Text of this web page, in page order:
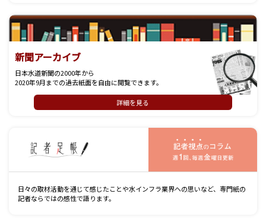
新聞アーカイブ
日本水道新聞の2000年から
2020年9月までの過去紙面を自由に閲覧できます。
詳細を見る
日々の取材活動を通じて感じたことや水インフラ業界への思いなど、専門紙の
記者ならではの感性で語ります。